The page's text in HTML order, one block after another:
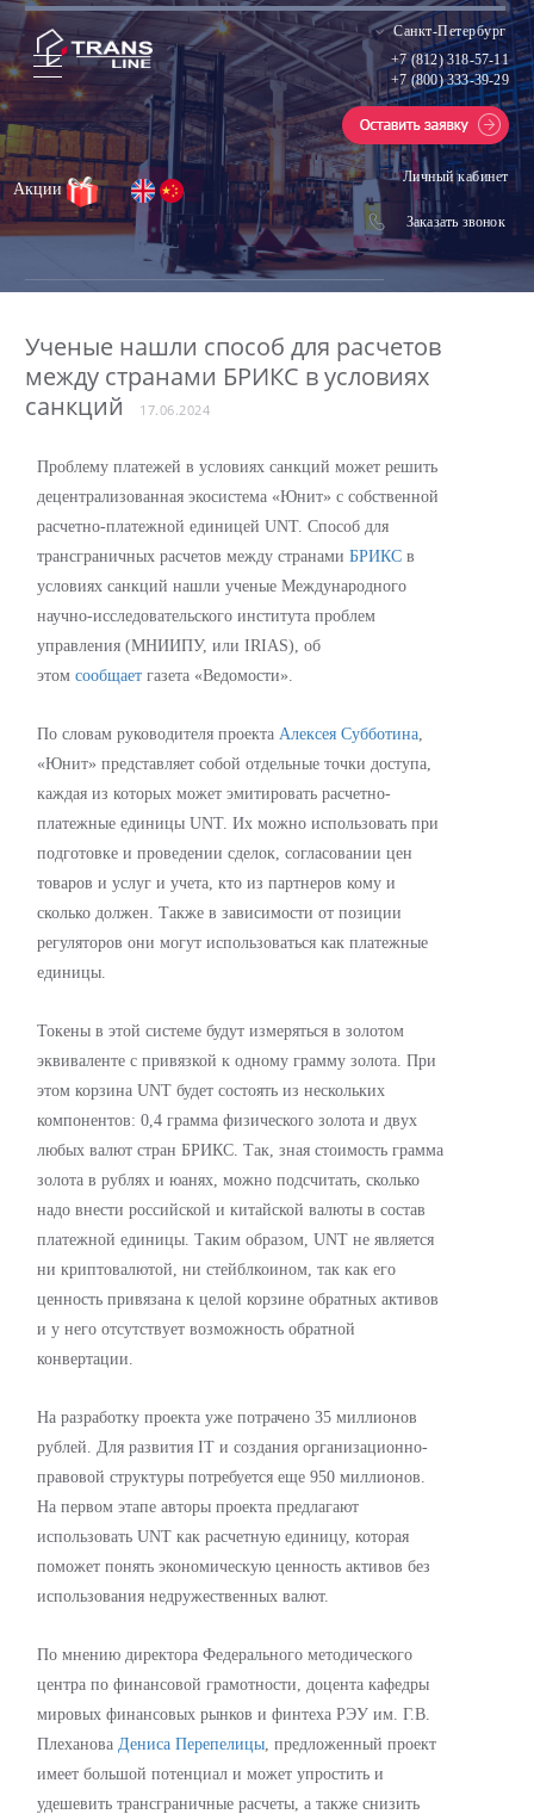
Санкт-Петербург
Заказать звонок
+7 (812) 318-57-11
+7 (800) 333-39-29
Личный кабинет
Акции
Ученые нашли способ для расчетов
между странами БРИКС в условиях
санкций
17.06.2024
Проблему платежей в условиях санкций может решить
децентрализованная экосистема «Юнит» с собственной
расчетно-платежной единицей UNT. Способ для
трансграничных расчетов между странамиБРИКС в
условиях санкций нашли ученые Международного
научно-исследовательского института проблем
управления (МНИИПУ, или IRIAS), об
этомсообщает газета «Ведомости».
По словам руководителя проектаАлексея Субботина,
«Юнит» представляет собой отдельные точки доступа,
каждая из которых может эмитировать расчетно-
платежные единицы UNT. Их можно использовать при
подготовке и проведении сделок, согласовании цен
товаров и услуг и учета, кто из партнеров кому и
сколько должен. Также в зависимости от позиции
регуляторов они могут использоваться как платежные
единицы.
Токены в этой системе будут измеряться в золотом
эквиваленте с привязкой к одному грамму золота. При
этом корзина UNT будет состоять из нескольких
компонентов: 0,4 грамма физического золота и двух
любых валют стран БРИКС. Так, зная стоимость грамма
золота в рублях и юанях, можно подсчитать, сколько
надо внести российской и китайской валюты в состав
платежной единицы. Таким образом, UNT не является
ни криптовалютой, ни стейблкоином, так как его
ценность привязана к целой корзине обратных активов
и у него отсутствует возможность обратной
конвертации.
На разработку проекта уже потрачено 35 миллионов
рублей. Для развития IТ и создания организационно-
правовой структуры потребуется еще 950 миллионов.
На первом этапе авторы проекта предлагают
использовать UNT как расчетную единицу, которая
поможет понять экономическую ценность активов без
использования недружественных валют.
По мнению директора Федерального методического
центра по финансовой грамотности, доцента кафедры
мировых финансовых рынков и финтеха РЭУ им. Г.В.
ПлехановаДениса Перепелицы, предложенный проект
имеет большой потенциал и может упростить и
удешевить трансграничные расчеты, а также снизить